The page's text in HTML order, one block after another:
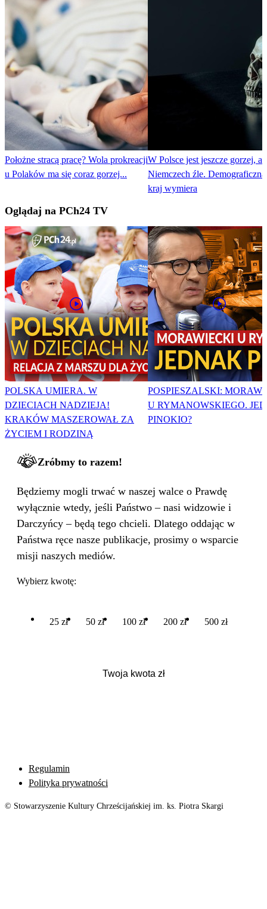
Położne stracą pracę? Wola prokreacji
u Polaków ma się coraz gorzej...
W Polsce jest jeszcze gorzej,
Niemczech źle.
kraj wymiera
Oglądaj na PCh24 TV
POLSKA UMIERA. W
DZIECIACH NADZIEJA!
KRAKÓW MASZEROWAŁ ZA
ŻYCIEM I RODZINĄ
POSPIESZALSKI:
U RYMANOWSKIEGO.
PINOKIO?
Zróbmy to razem!
Będziemy mogli trwać w naszej walce o Prawdę
wyłącznie wtedy, jeśli Państwo – nasi widzowie i
Darczyńcy – będą tego chcieli. Dlatego oddając w
Państwa ręce nasze publikacje, prosimy o wsparcie
misji naszych mediów.
Wybierz kwotę:
25 zł 50 zł 100 zł 200 zł 500 zł
Regulamin
Polityka prywatności
© Stowarzyszenie Kultury Chrześcijańskiej im. ks. Piotra Skargi